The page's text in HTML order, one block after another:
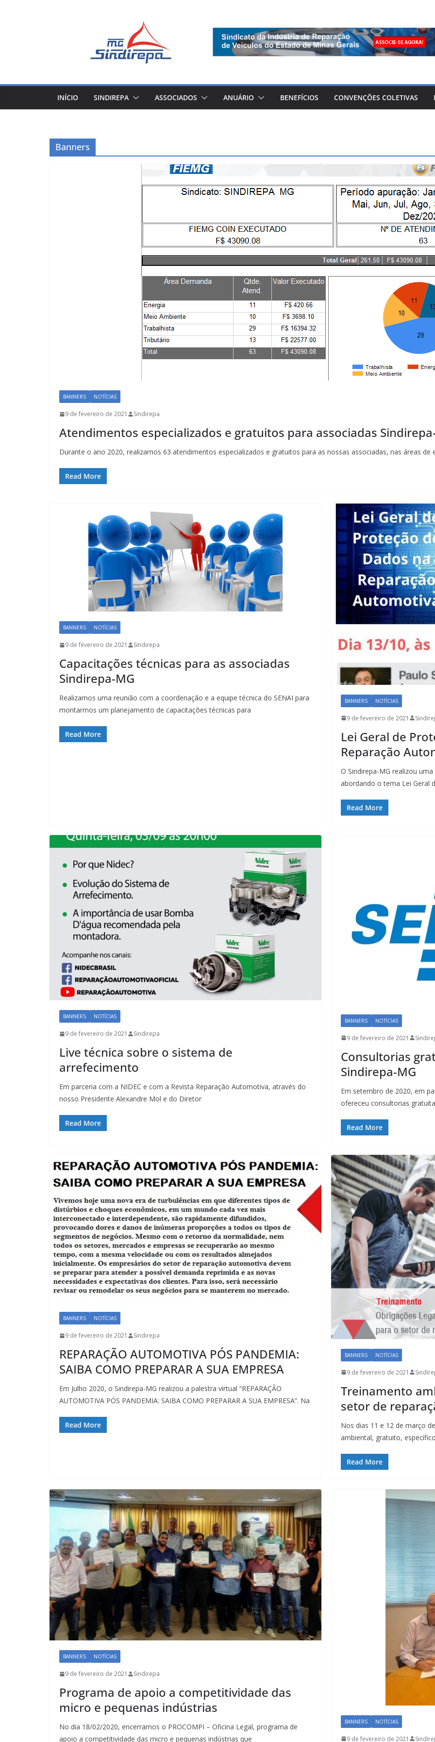
INÍCIO SINDIREPA ASSOCIADOS ANUÁRIO BENEFÍCIOS CONVENÇÕES COLETIVAS
Banners
BANNERS NOTÍCIAS
9 de fevereiro de 2021 Sindirepa
Atendimentos especializados e gratuitos para associadas
Durante o ano 2020, realizamos 63 atendimentos especializados e gratuitos para as nossas associadas, nas áreas de
Read More
BANNERS NOTÍCIAS
9 de fevereiro de 2021 Sindirepa
Capacitações técnicas para as associadas
Sindirepa-MG
Realizamos uma reunião com a coordenação e a equipe técnica do SENAI para
montarmos um planejamento de capacitações técnicas para
Read More
BANNERS NOTÍCIAS
9 de fevereiro de 2021
Lei Geral de
Reparação
O Sindirepa-MG realizou
abordando o tema Lei Geral
Read More
BANNERS NOTÍCIAS
9 de fevereiro de 2021 Sindirepa
Live técnica sobre o sistema de
arrefecimento
Em parceria com a NIDEC e com a Revista Reparação Automotiva, através do
nosso Presidente Alexandre Mol e do Diretor
Read More
BANNERS NOTÍCIAS
9 de fevereiro de 2021
Consultorias
Sindirepa-MG
Em setembro de 2020, em
ofereceu consultorias
Read More
BANNERS NOTÍCIAS
9 de fevereiro de 2021 Sindirepa
REPARAÇÃO AUTOMOTIVA PÓS PANDEMIA:
SAIBA COMO PREPARAR A SUA EMPRESA
Em Julho 2020, o Sindirepa-MG realizou a palestra virtual “REPARAÇÃO
AUTOMOTIVA PÓS PANDEMIA: SAIBA COMO PREPARAR A SUA EMPRESA”. Na
Read More
BANNERS NOTÍCIAS
9 de fevereiro de 2021
Treinamento
setor de
Nos dias 11 e 12 de março
ambiental, gratuito,
Read More
BANNERS NOTÍCIAS
9 de fevereiro de 2021 Sindirepa
Programa de apoio a competitividade das
micro e pequenas indústrias
No dia 18/02/2020, encerramos o PROCOMPI – Oficina Legal, programa de
apoio a competitividade das micro e pequenas indústrias que
BANNERS NOTÍCIAS
9 de fevereiro de 2021